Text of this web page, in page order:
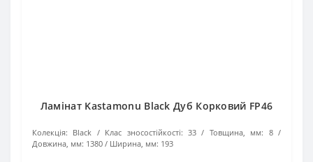
Ламінат Kastamonu Black Дуб Корковий FP46
Колекція: Black Клас зносостійкості: 33 Товщина, мм: 8
Довжина, мм: 1380 Ширина, мм: 193